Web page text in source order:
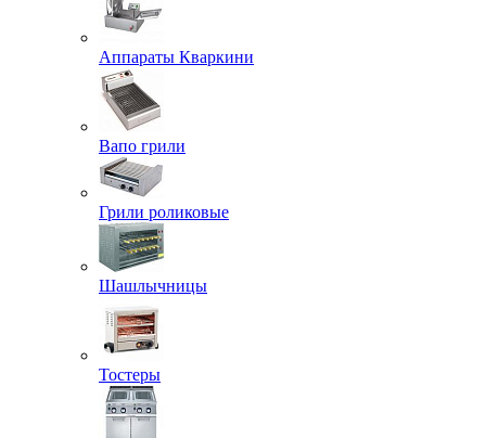
Аппараты Кваркини
Вапо грили
Грили роликовые
Шашлычницы
Тостеры